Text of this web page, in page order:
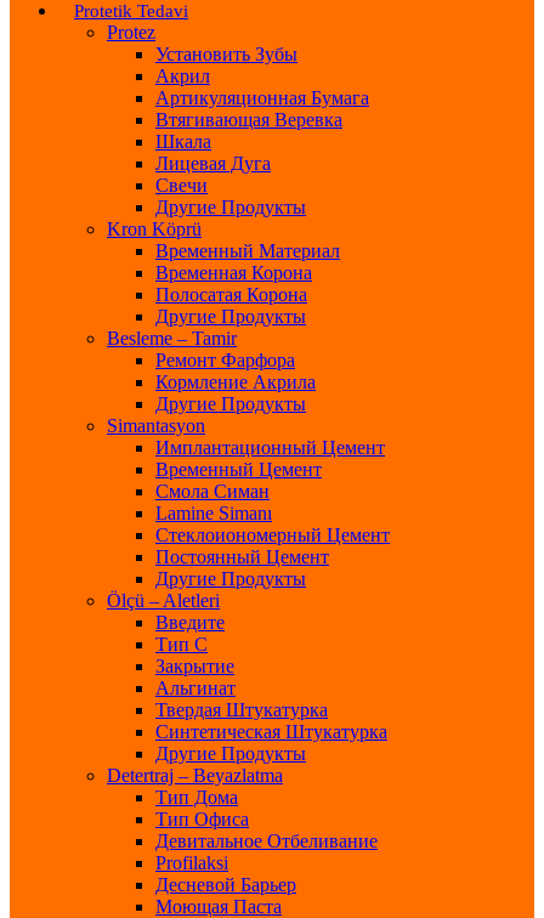
Protetik Tedavi
Protez
Установить Зубы
Акрил
Артикуляционная Бумага
Втягивающая Веревка
Шкала
Лицевая Дуга
Свечи
Другие Продукты
Kron Köprü
Временный Материал
Временная Корона
Полосатая Корона
Другие Продукты
Besleme – Tamir
Ремонт Фарфора
Кормление Акрила
Другие Продукты
Simantasyon
Имплантационный Цемент
Временный Цемент
Смола Симан
Lamine Simanı
Стеклоиономерный Цемент
Постоянный Цемент
Другие Продукты
Ölçü – Aletleri
Введите
Тип С
Закрытие
Альгинат
Твердая Штукатурка
Синтетическая Штукатурка
Другие Продукты
Detertraj – Beyazlatma
Тип Дома
Тип Офиса
Девитальное Отбеливание
Profilaksi
Десневой Барьер
Моющая Паста